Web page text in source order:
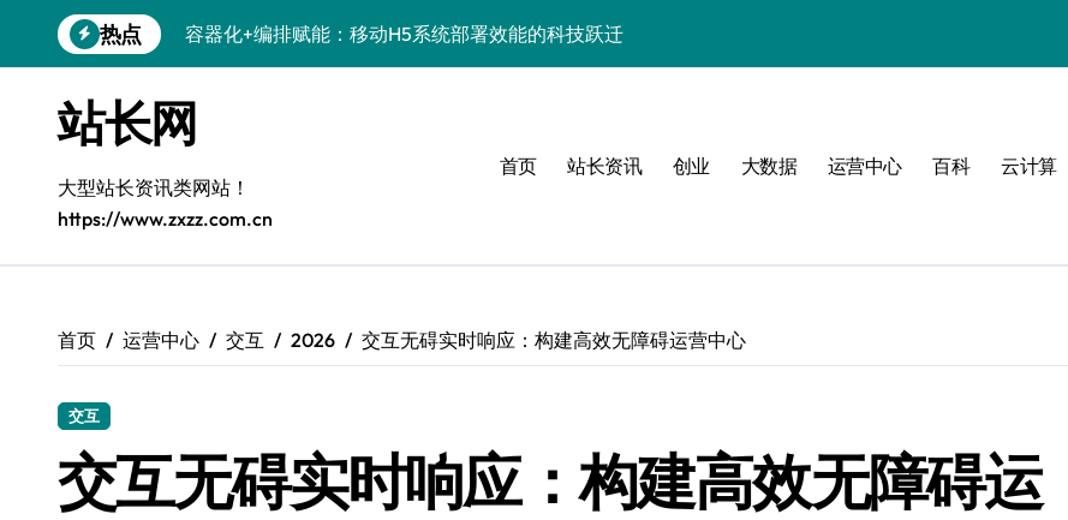
到
热点
科技赋能：系统优化+容器编排打造服务器高效运维实战指南
科技赋能：系统容器智能优化，高效编排促服务器性能飙升
弹性架构赋能精准计算，重塑云端体验
Windows开发环境搭建：运行库管理全攻略
5G赋能前端革新，重塑移动互联体验
计算机视觉索引漏洞深度剖析与修复
站长网
大型站长资讯类网站！
https://www.zxzz.com.cn
首页 站长资讯 创业 大数据 运营中心 百科 云计算
首页 运营中心 交互 2026 交互无碍实时响应：构建高效无障碍运营中心
交互
交互无碍实时响应：构建高效无障碍运